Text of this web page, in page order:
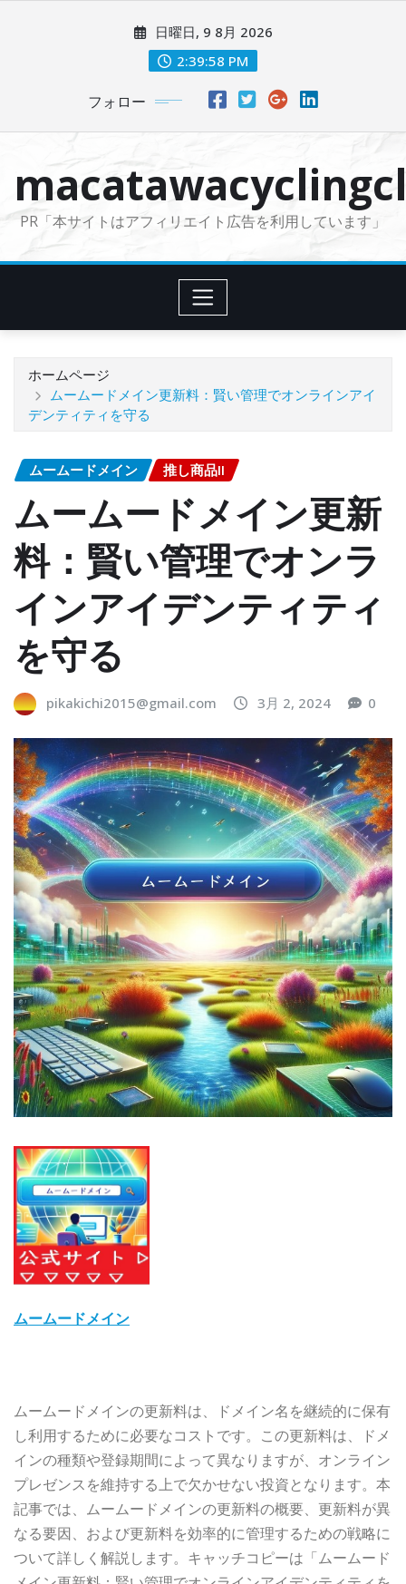
に
日曜日, 9 8月 2026
2:40:01 PM
フォロー
PR「本サイトはアフィリエイト広告を利用しています」
ホームページ
ムームードメイン更新料：賢い管理でオンラインアイ
デンティティを守る
ムームードメイン 推し商品II
ムームードメイン更新
料：賢い管理でオンラ
インアイデンティティ
を守る
pikakichi2015@gmail.com 3月 2, 2024 0
ムームードメイン
ムームードメインの更新料は、ドメイン名を継続的に保有
し利用するために必要なコストです。この更新料は、ドメ
インの種類や登録期間によって異なりますが、オンライン
プレゼンスを維持する上で欠かせない投資となります。本
記事では、ムームードメインの更新料の概要、更新料が異
なる要因、および更新料を効率的に管理するための戦略に
ついて詳しく解説します。キャッチコピーは「ムームード